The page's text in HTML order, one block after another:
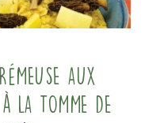
aux
la tomme de